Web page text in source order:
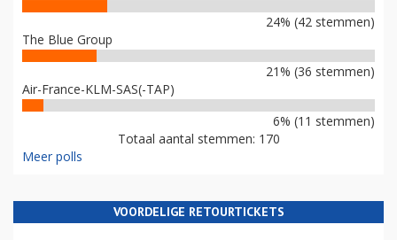
24% (42 stemmen)
The Blue Group
21% (36 stemmen)
Air-France-KLM-SAS(-TAP)
6% (11 stemmen)
Totaal aantal stemmen: 170
Meer polls
VOORDELIGE RETOURTICKETS